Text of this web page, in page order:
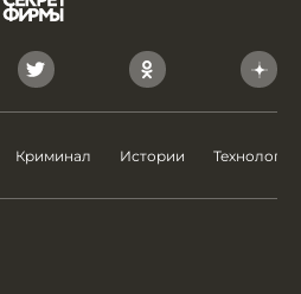
Криминал Истории Технологии